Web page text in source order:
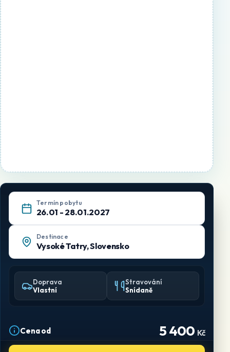
Termín pobytu
26.01 - 28.01.2027
Destinace
Vysoké Tatry, Slovensko
Doprava
Vlastní
Stravování
Snídaně
Cena od 5 400 Kč